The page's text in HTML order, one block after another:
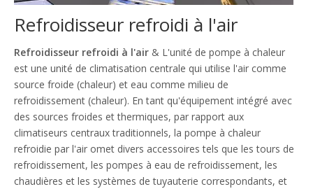
Module de refroidissement à air parchemin d'un seul froid en Iran
Refroidisseur refroidi à l'air
Refroidisseur refroidi à l'air & L'unité de pompe à chaleur
est une unité de climatisation centrale qui utilise l'air comme
source froide (chaleur) et eau comme milieu de
refroidissement (chaleur). En tant qu'équipement intégré avec
des sources froides et thermiques, par rapport aux
climatiseurs centraux traditionnels, la pompe à chaleur
refroidie par l'air omet divers accessoires tels que les tours de
refroidissement, les pompes à eau de refroidissement, les
chaudières et les systèmes de tuyauterie correspondants, et